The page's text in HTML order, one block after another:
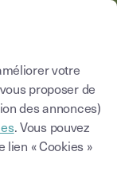
Saisissez un terme
votre
proposer de
des annonces)
. Vous pouvez
« Cookies »